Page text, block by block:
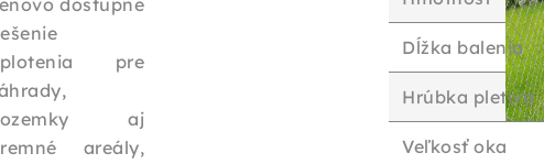
dostupné
pre
aj
areály,
Dĺžka balenia
Hrúbka pletiva
Veľkosť oka